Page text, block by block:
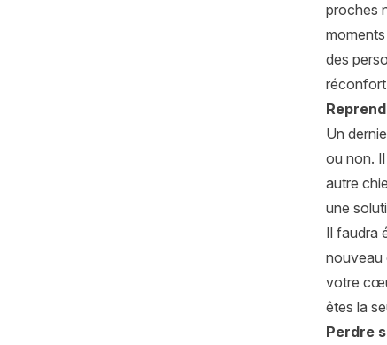
proches
des
Un
ou non.
autre
une
Il faudra
nouveau
votre
êtes la
Perdre